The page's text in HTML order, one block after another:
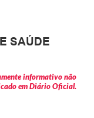
SAÚDE
informativo não
em Diário Oficial.